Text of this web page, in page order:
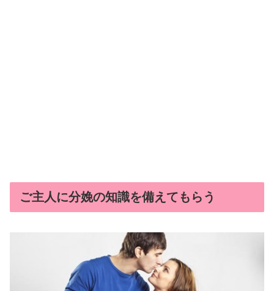
ご主人に分娩の知識を備えてもらう